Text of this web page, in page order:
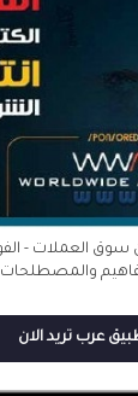
والمصطلحات
عرب تريد الان